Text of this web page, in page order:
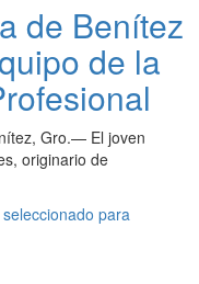
de Benítez
de la
Gro.— El joven
originario de